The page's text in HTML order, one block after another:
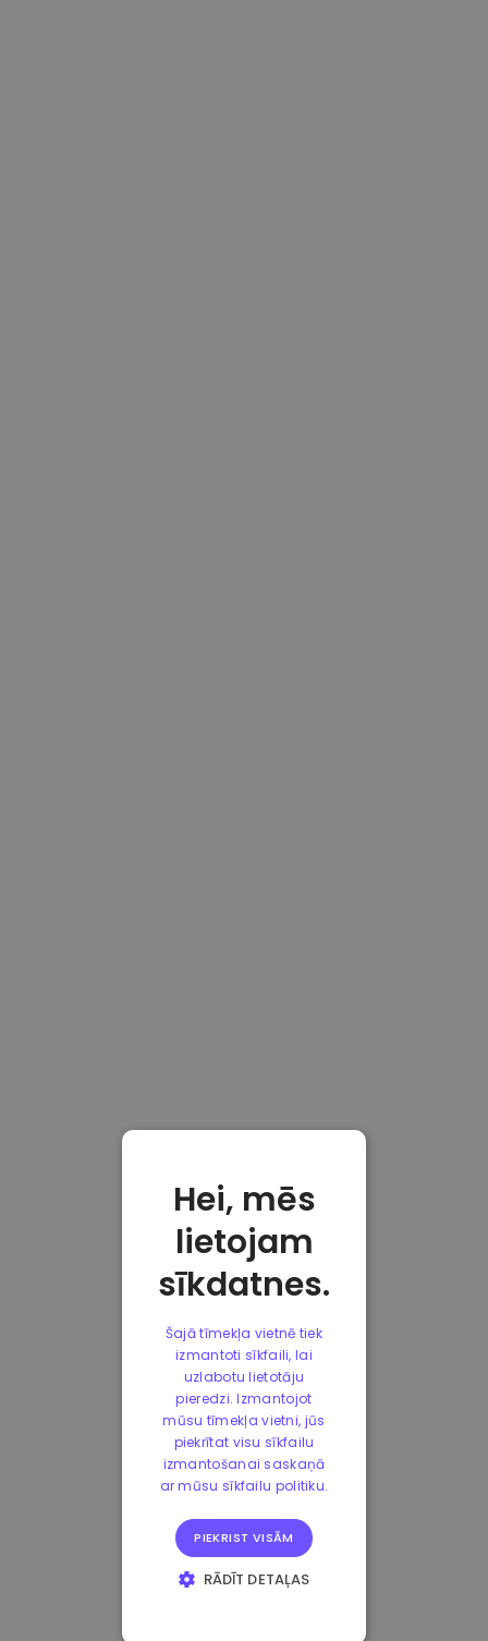
Hei, mēs
lietojam
sīkdatnes.
Šajā tīmekļa vietnē tiek
izmantoti sīkfaili, lai
uzlabotu lietotāju
pieredzi. Izmantojot
mūsu tīmekļa vietni, jūs
piekrītat visu sīkfailu
izmantošanai saskaņā
ar mūsu sīkfailu politiku.
PIEKRIST VISĀM
RĀDĪT DETAĻAS